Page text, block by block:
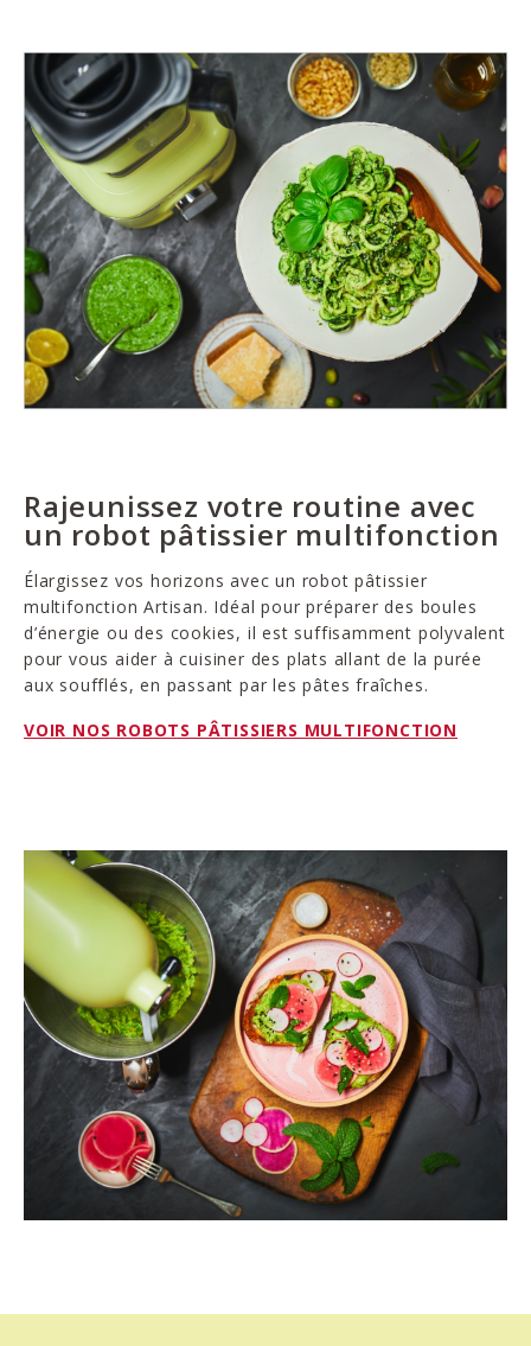
Rajeunissez votre routine avec
un robot pâtissier multifonction
Élargissez vos horizons avec un robot pâtissier
multifonction Artisan. Idéal pour préparer des boules
d’énergie ou des cookies, il est suffisamment polyvalent
pour vous aider à cuisiner des plats allant de la purée
aux soufflés, en passant par les pâtes fraîches.
VOIR NOS ROBOTS PÂTISSIERS MULTIFONCTION